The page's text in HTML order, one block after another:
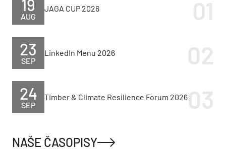
AUG
19 JAGA CUP 2026
SEP
23 LinkedIn Menu 2026
SEP
24 Timber & Climate Resilience Forum 2026
NAŠE ČASOPISY